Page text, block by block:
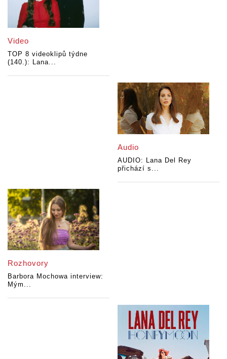
Video
TOP 8 videoklipů týdne
(140.): Lana...
Audio
AUDIO: Lana Del Rey
přichází s...
Rozhovory
Barbora Mochowa interview:
Mým...